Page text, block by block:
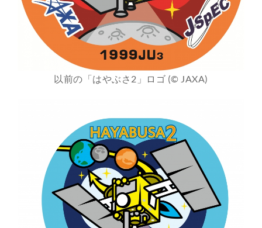
以前の「はやぶさ2」ロゴ (© JAXA)